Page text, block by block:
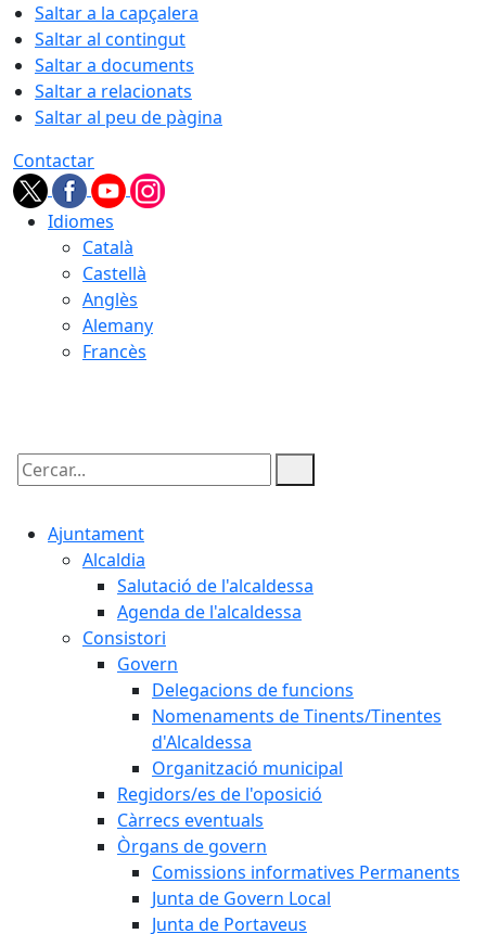
Saltar a la capçalera
Saltar al contingut
Saltar a documents
Saltar a relacionats
Saltar al peu de pàgina
Contactar
Idiomes
Català
Castellà
Anglès
Alemany
Francès
Cercar:
Ajuntament
Alcaldia
Salutació de l'alcaldessa
Agenda de l'alcaldessa
Consistori
Govern
Delegacions de funcions
Nomenaments de Tinents/Tinentes
d'Alcaldessa
Organització municipal
Regidors/es de l'oposició
Càrrecs eventuals
Òrgans de govern
Comissions informatives Permanents
Junta de Govern Local
Junta de Portaveus